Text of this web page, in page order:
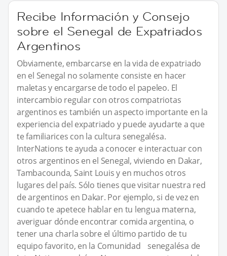
Recibe Información y Consejo
sobre el Senegal de Expatriados
Argentinos
Obviamente, embarcarse en la vida de expatriado
en el Senegal no solamente consiste en hacer
maletas y encargarse de todo el papeleo. El
intercambio regular con otros compatriotas
argentinos es también un aspecto importante en la
experiencia del expatriado y puede ayudarte a que
te familiarices con la cultura senegalésa.
InterNations te ayuda a conocer e interactuar con
otros argentinos en el Senegal, viviendo en Dakar,
Tambacounda, Saint Louis y en muchos otros
lugares del país. Sólo tienes que visitar nuestra red
de argentinos en Dakar. Por ejemplo, si de vez en
cuando te apetece hablar en tu lengua materna,
averiguar dónde encontrar comida argentina, o
tener una charla sobre el último partido de tu
equipo favorito, en la Comunidad senegalésa de